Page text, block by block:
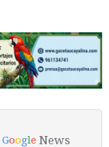
Google News